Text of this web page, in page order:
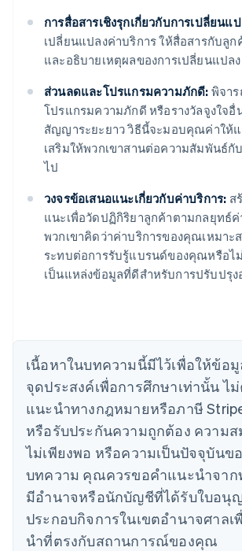
การสื่อสารเชิงรุกเกี่ยวกับการเปลี่ยนแ
เปลี่ยนแปลงค่าบริการ ให้สื่อสารกับลูก
และอธิบายเหตุผลของการเปลี่ยนแปลง
ส่วนลดและโปรแกรมความภักดี: พิจา
โปรแกรมความภักดี หรือรางวัลจูงใจอื่
สัญญาระยะยาว วิธีนี้จะมอบคุณค่าให้
เสริมให้พวกเขาสานต่อความสัมพันธ์
ไป
วงจรข้อเสนอแนะเกี่ยวกับค่าบริการ: ส
แนะเพื่อวัดปฏิกิริยาลูกค้าตามกลยุทธ์
พวกเขาคิดว่าค่าบริการของคุณเหมาะ
ระทบต่อการรับรู้แบรนด์ของคุณหรือไ
เป็นแหล่งข้อมูลที่ดีสำหรับการปรับปรุง
เนื้อหาในบทความนี้มีไว้เพื่อให้ข้อ
จุดประสงค์เพื่อการศึกษาเท่านั้น ไ
แนะนําทางกฎหมายหรือภาษี
หรือรับประกันความถูกต้อง ความ
ไม่เพียงพอ หรือความเป็นปัจจุบันข
บทความ คุณควรขอคําแนะนําจาก
มีอํานาจหรือนักบัญชีที่ได้รับใบอนุ
ประกอบกิจการในเขตอํานาจศาลเ
นําที่ตรงกับสถานการณ์ของคุณ
กรีซ
English
เขตบริหารพิเศษฮ่องกง ประเทศจีน
โครเอเชีย
จีนแผ่นดินใหญ่
简体中文English
ไซปรัส
English
ญี่ปุ่น
日本語 English
เดนมาร์ก
English
ไทย
นอร์เวย์
English